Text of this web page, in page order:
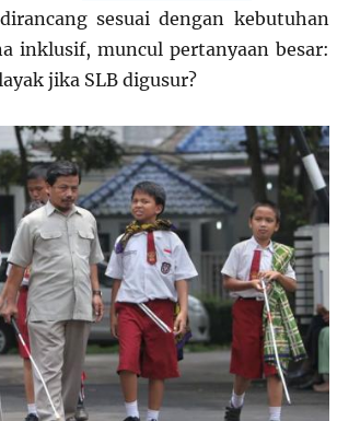
sesuai dengan kebutuhan
inklusif, muncul pertanyaan besar:
jika SLB digusur?